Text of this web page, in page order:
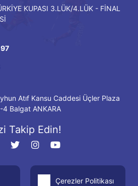
KUPASI 3.LÜK/4.LÜK - FİNAL
Atıf Kansu Caddesi Üçler Plaza
Balgat ANKARA
Takip Edin!
Çerezler Politikası